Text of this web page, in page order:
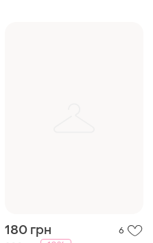
180 грн 6